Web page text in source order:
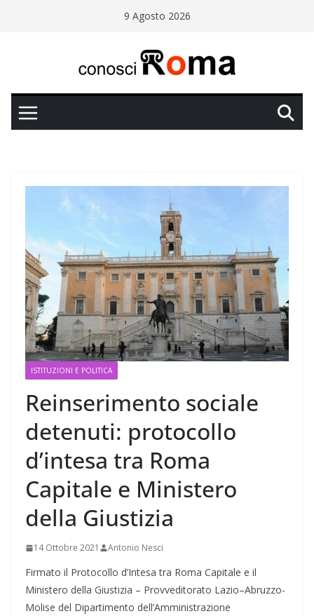
9 Agosto 2026
ISTITUZIONI E POLITICA
Reinserimento sociale
detenuti: protocollo
d’intesa tra Roma
Capitale e Ministero
della Giustizia
14 Ottobre 2021 Antonio Nesci
Firmato il Protocollo d’Intesa tra Roma Capitale e il
Ministero della Giustizia – Provveditorato Lazio–Abruzzo-
Molise del Dipartimento dell’Amministrazione